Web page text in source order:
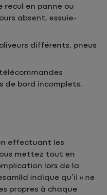
recul en panne ou
absent, essuie-
différents, pneus
de bord incomplets,
effectuant les
mettez tout en
lors de la
indique qu’il « ne
propres à chaque